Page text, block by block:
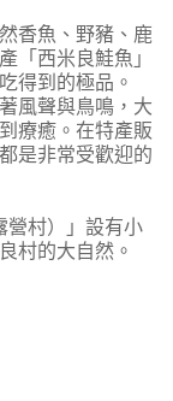
香魚、野豬、鹿
「西米良鮭魚」
得到的極品。
風聲與鳥鳴，大
療癒。在特產販
是非常受歡迎的
村）」設有小
村的大自然。